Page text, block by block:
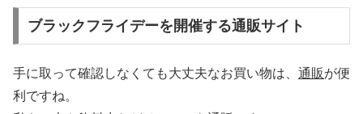
ブラックフライデーを開催する通販サイト
手に取って確認しなくても大丈夫なお買い物は、 通販が便
利ですね。